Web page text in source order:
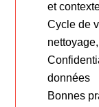
et
Cycle de
données
Bonnes